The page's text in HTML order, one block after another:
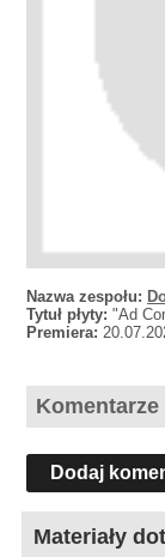
Nazwa zespołu:
Tytuł płyty: "Ad
Premiera:
Komentarze
Dodaj
Materiały